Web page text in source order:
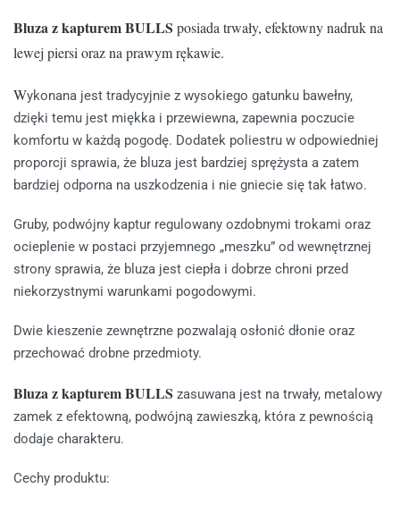
Bluza z kapturem BULLS posiada trwały, efektowny nadruk na
lewej piersi oraz na prawym rękawie.
Wykonana jest tradycyjnie z wysokiego gatunku bawełny,
dzięki temu jest miękka i przewiewna, zapewnia poczucie
komfortu w każdą pogodę. Dodatek poliestru w odpowiedniej
proporcji sprawia, że bluza jest bardziej sprężysta a zatem
bardziej odporna na uszkodzenia i nie gniecie się tak łatwo.
Gruby, podwójny kaptur regulowany ozdobnymi trokami oraz
ocieplenie w postaci przyjemnego „meszku” od wewnętrznej
strony sprawia, że bluza jest ciepła i dobrze chroni przed
niekorzystnymi warunkami pogodowymi.
Dwie kieszenie zewnętrzne pozwalają osłonić dłonie oraz
przechować drobne przedmioty.
Bluza z kapturem BULLS zasuwana jest na trwały, metalowy
zamek z efektowną, podwójną zawieszką, która z pewnością
dodaje charakteru.
Cechy produktu: